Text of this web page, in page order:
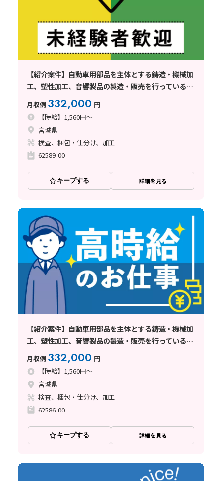
【紹介案件】自動車用部品を主体とする鋳造・機械加
工、塑性加工、音響製品の製造・販売を行っている企
業でのお仕事
月収例 332,000 円
【時給】1,560円～
宮城県
検査、梱包・仕分け、加工
62589-00
キープする 詳細を見る
【紹介案件】自動車用部品を主体とする鋳造・機械加
工、塑性加工、音響製品の製造・販売を行っている企
業でのお仕事
月収例 332,000 円
【時給】1,560円～
宮城県
検査、梱包・仕分け、加工
62586-00
キープする 詳細を見る